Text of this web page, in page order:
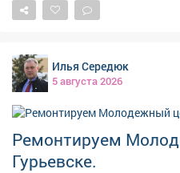
Илья Середюк
5 августа 2026
Ремонтируем
Гурьевске.